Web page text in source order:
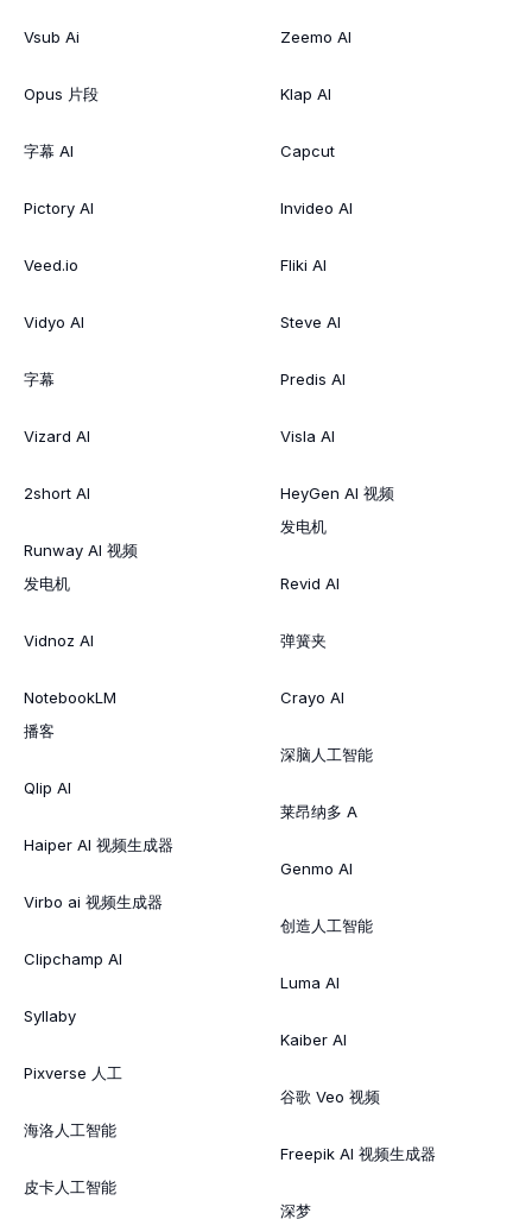
Vsub Ai
Opus 片段
字幕 AI
Pictory AI
Veed.io
Vidyo AI
字幕
Vizard AI
2short AI
Runway AI 视频
发电机
Vidnoz AI
NotebookLM
播客
Qlip AI
Haiper AI 视频生成器
Virbo ai 视频生成器
Clipchamp AI
Syllaby
Pixverse 人工
海洛人工智能
皮卡人工智能
Zeemo AI
Klap AI
Capcut
Invideo AI
Fliki AI
Steve AI
Predis AI
Visla AI
HeyGen AI 视频
发电机
Revid AI
弹簧夹
Crayo AI
深脑人工智能
莱昂纳多 A
Genmo AI
创造人工智能
Luma AI
Kaiber AI
谷歌 Veo 视频
Freepik AI 视频生成器
深梦